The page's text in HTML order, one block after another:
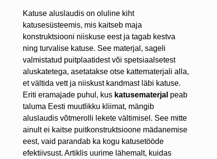
Katuse aluslaudis on oluline kiht
katusesüsteemis, mis kaitseb maja
konstruktsiooni niiskuse eest ja tagab kestva
ning turvalise katuse. See materjal, sageli
valmistatud puitplaatidest või spetsiaalsetest
aluskatetega, asetatakse otse kattematerjali alla,
et vältida vett ja niiskust kandmast läbi katuse.
Eriti eramajade puhul, kus katusematerjal peab
taluma Eesti muutlikku kliimat, mängib
aluslaudis võtmerolli lekete vältimisel. See mitte
ainult ei kaitse puitkonstruktsioone mädanemise
eest, vaid parandab ka kogu katusetööde
efektiivsust. Artiklis uurime lähemalt, kuidas